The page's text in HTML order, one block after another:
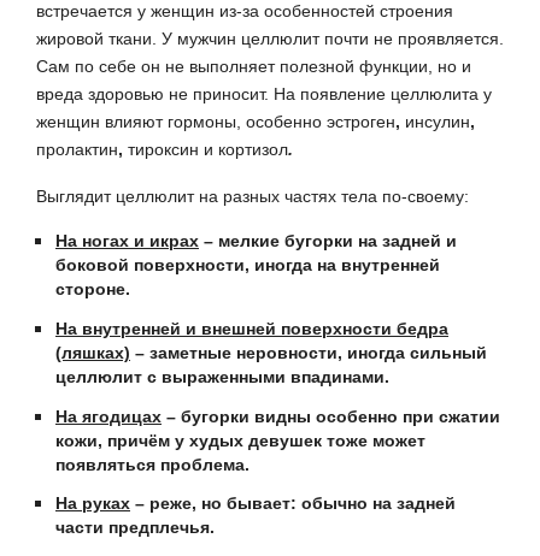
встречается у женщин из-за особенностей строения
жировой ткани. У мужчин целлюлит почти не проявляется.
Сам по себе он не выполняет полезной функции, но и
вреда здоровью не приносит. На появление целлюлита у
женщин влияют гормоны особенно эстроген, инсулин,
пролактин, тироксин и кортизол.
Выглядит целлюлит на разных частях тела по-своему:
На ногах и икрах – мелкие бугорки на задней и
боковой поверхности, иногда на внутренней
стороне.
На внутренней и внешней поверхности бедра
(ляшках) – заметные неровности, иногда сильный
целлюлит с выраженными впадинами.
На ягодицах – бугорки видны особенно при сжатии
кожи, причём у худых девушек тоже может
появляться проблема.
На руках – реже, но бывает: обычно на задней
части предплечья.